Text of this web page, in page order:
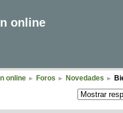
online
online ► Foros ► Novedades ►